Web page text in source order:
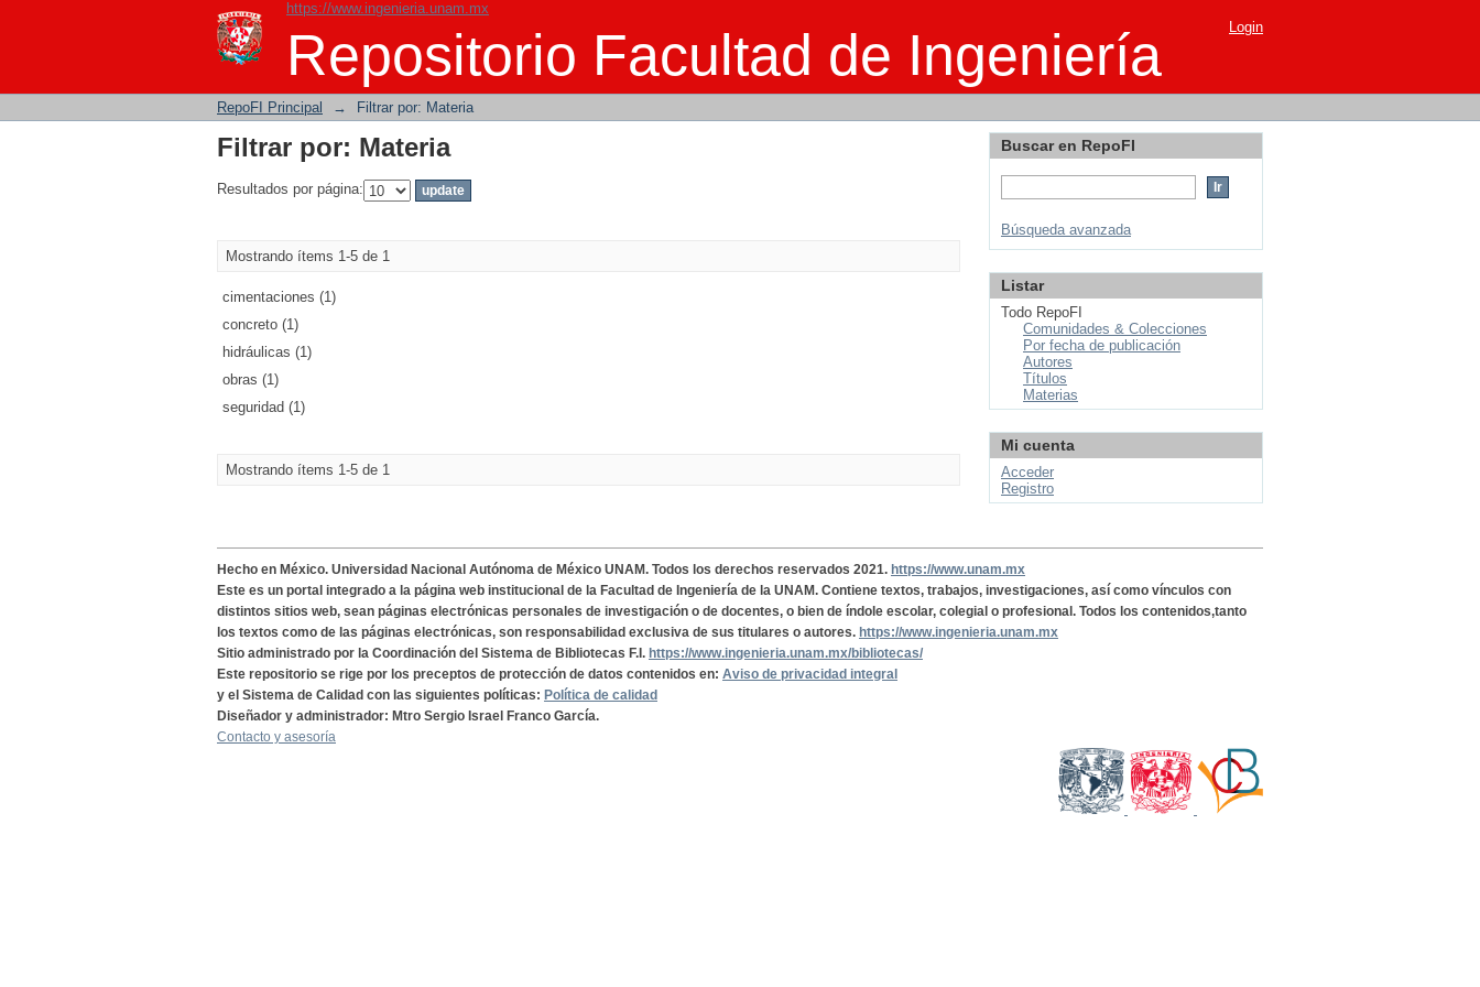
https://www.ingenieria.unam.mx
Repositorio Facultad de Ingeniería
Filtrar por: Materia Login
RepoFI Principal → Filtrar por: Materia
Filtrar por: Materia
Resultados por página:
Mostrando ítems 1-5 de 1
cimentaciones (1)
concreto (1)
hidráulicas (1)
obras (1)
seguridad (1)
Mostrando ítems 1-5 de 1
Buscar en RepoFI
Búsqueda avanzada
Listar
Todo RepoFI
Comunidades & Colecciones
Por fecha de publicación
Autores
Títulos
Materias
Mi cuenta
Acceder
Registro
Hecho en México. Universidad Nacional Autónoma de México UNAM. Todos los derechos reservados 2021. https://www.unam.mx
Este es un portal integrado a la página web institucional de la Facultad de Ingeniería de la UNAM. Contiene textos, trabajos, investigaciones, así como vínculos con
distintos sitios web, sean páginas electrónicas personales de investigación o de docentes, o bien de índole escolar, colegial o profesional. Todos los contenidos,tanto
los textos como de las páginas electrónicas, son responsabilidad exclusiva de sus titulares o autores. https://www.ingenieria.unam.mx
Sitio administrado por la Coordinación del Sistema de Bibliotecas F.I. https://www.ingenieria.unam.mx/bibliotecas/
Este repositorio se rige por los preceptos de protección de datos contenidos en: Aviso de privacidad integral
y el Sistema de Calidad con las siguientes políticas: Política de calidad
Diseñador y administrador: Mtro Sergio Israel Franco García.
Contacto y asesoría